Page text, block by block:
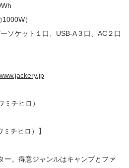
）
ソケット１口、USB-A３口、AC２口
チヒロ）
チヒロ）】
ー。得意ジャンルはキャンプとファ